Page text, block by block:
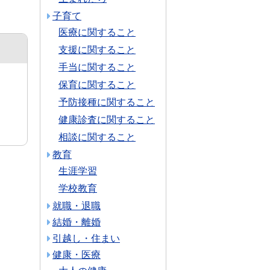
子育て
医療に関すること
支援に関すること
手当に関すること
保育に関すること
予防接種に関すること
健康診査に関すること
相談に関すること
教育
生涯学習
学校教育
就職・退職
結婚・離婚
引越し・住まい
健康・医療